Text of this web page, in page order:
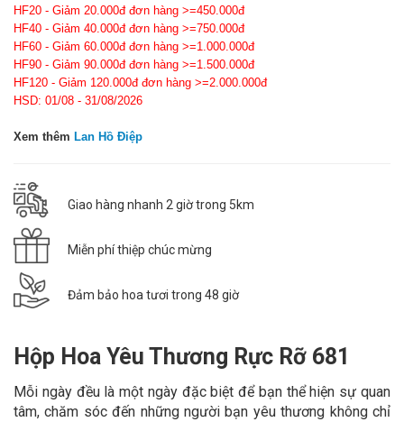
HF20 - Giảm 20.000đ đơn hàng >=450.000đ
HF40 - Giảm 40.000đ đơn hàng >=750.000đ
HF60 - Giảm 60.000đ đơn hàng >=1.000.000đ
HF90 - Giảm 90.000đ đơn hàng >=1.500.000đ
HF120 - Giảm 120.000đ đơn hàng >=2.000.000đ
HSD: 01/08 - 31/08/2026
Xem thêm Lan Hồ Điệp
Giao hàng nhanh 2 giờ trong 5km
Miễn phí thiệp chúc mừng
Đảm bảo hoa tươi trong 48 giờ
Hộp Hoa Yêu Thương Rực Rỡ 681
Mỗi ngày đều là một ngày đặc biệt để bạn thể hiện sự quan
tâm, chăm sóc đến những người bạn yêu thương không chỉ